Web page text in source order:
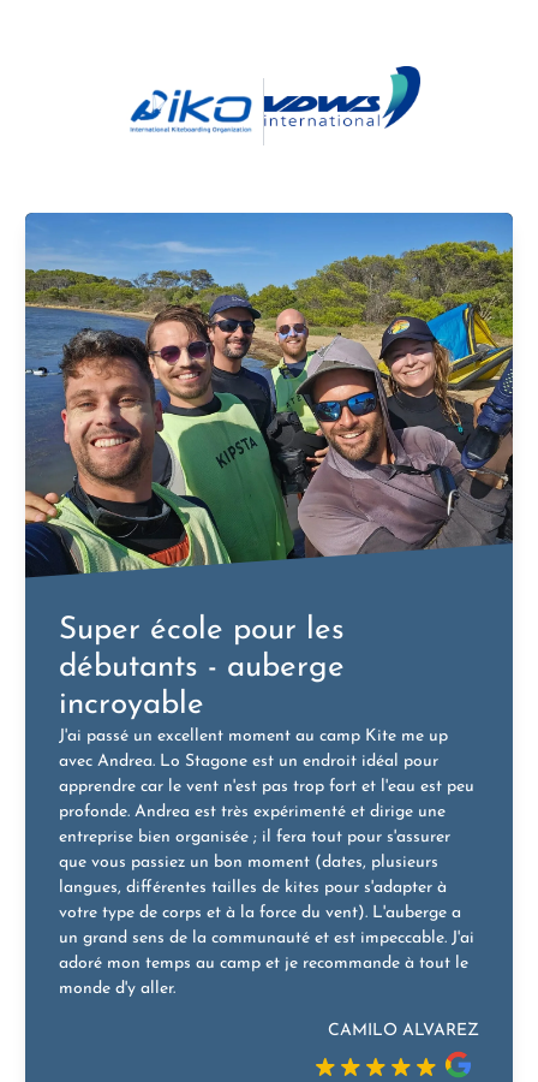
Super école pour les
débutants - auberge
incroyable
J'ai passé un excellent moment au camp Kite me up
avec Andrea. Lo Stagone est un endroit idéal pour
apprendre car le vent n'est pas trop fort et l'eau est peu
profonde. Andrea est très expérimenté et dirige une
entreprise bien organisée ; il fera tout pour s'assurer
que vous passiez un bon moment (dates, plusieurs
langues, différentes tailles de kites pour s'adapter à
votre type de corps et à la force du vent). L'auberge a
un grand sens de la communauté et est impeccable. J'ai
adoré mon temps au camp et je recommande à tout le
monde d'y aller.
CAMILO ALVAREZ